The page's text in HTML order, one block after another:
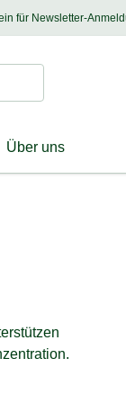
für Newsletter-
Entdecken Sie
Suchen
Über uns